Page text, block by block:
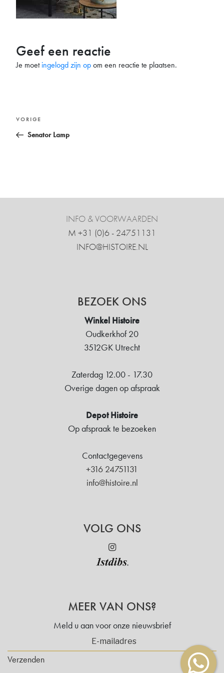
Geef een reactie
Je moetingelogd zijn opom een reactie te plaatsen.
Bericht
navigatie
Vorig
bericht
VORIGE
Senator Lamp
INFO & VOORWAARDEN
M +31 ‍(0)6 - 24751131
INFO@HISTOIRE.NL
BEZOEK ONS
Winkel Histoire
Oudkerkhof 20
3512GK Utrecht
Zaterdag 12.00 - 17.30
Overige dagen op afspraak
Depot Histoire
Op afspraak te bezoeken
Contactgegevens
+316 24751131
info@histoire.nl
VOLG ONS
MEER VAN ONS?
Meld u aan voor onze nieuwsbrief